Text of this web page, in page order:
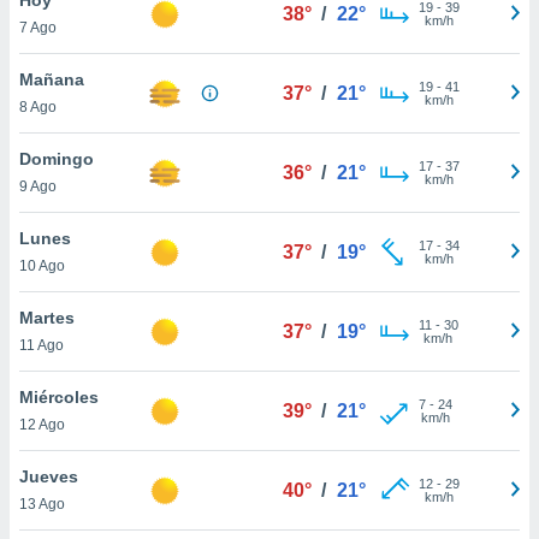
y
en
más
de
7 Ago
38° / 22° 19- 39
km/h
Mañana
8 Ago
37° / 21° 19- 41
km/h
Domingo
9 Ago
36° / 21° 17- 37
km/h
Lunes
10 Ago
37° / 19° 17- 34
km/h
Martes
11 Ago
37° / 19° 11 - 30
km/h
Miércoles
12 Ago
39° / 21° 7- 24
km/h
Jueves
13 Ago
40° / 21° 12- 29
km/h